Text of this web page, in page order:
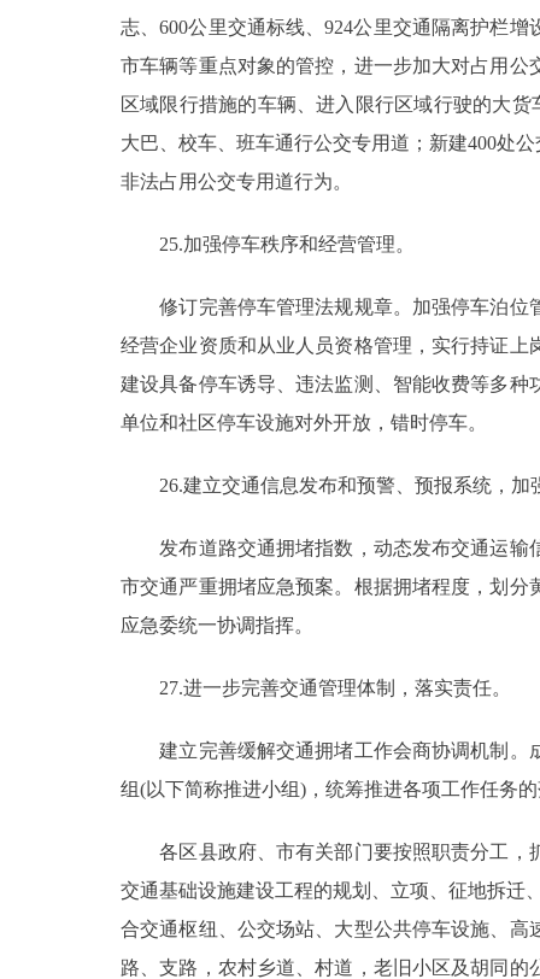
志、600公里交通标线、924公里交通隔离护栏
市车辆等重点对象的管控，进一步加大对占用
区域限行措施的车辆、进入限行区域行驶的大
大巴、校车、班车通行公交专用道；新建400处
非法占用公交专用道行为。
25.加强停车秩序和经营管理。
修订完善停车管理法规规章。加强停车泊位
经营企业资质和从业人员资格管理，实行持证
建设具备停车诱导、违法监测、智能收费等多
单位和社区停车设施对外开放，错时停车。
26.建立交通信息发布和预警、预报系统，加
发布道路交通拥堵指数，动态发布交通运输
市交通严重拥堵应急预案。根据拥堵程度，划
应急委统一协调指挥。
27.进一步完善交通管理体制，落实责任。
建立完善缓解交通拥堵工作会商协调机制。
组(以下简称推进小组)，统筹推进各项工作任务
各区县政府、市有关部门要按照职责分工，
交通基础设施建设工程的规划、立项、征地拆迁
合交通枢纽、公交场站、大型公共停车设施、
路、支路，农村乡道、村道，老旧小区及胡同